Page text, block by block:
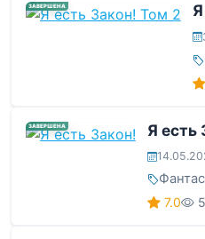
ЗАВЕРШЕНА
ЗАВЕРШЕНА Я есть
7.0